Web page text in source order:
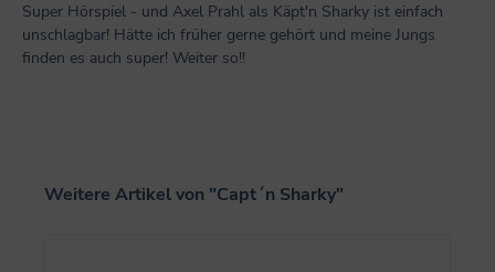
Super Hörspiel - und Axel Prahl als Käpt'n Sharky ist einfach
unschlagbar! Hätte ich früher gerne gehört und meine Jungs
finden es auch super! Weiter so!!
Produktgalerie überspringen
Weitere Artikel von "Capt´n Sharky"